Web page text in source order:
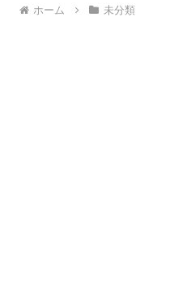
ホーム 未分類